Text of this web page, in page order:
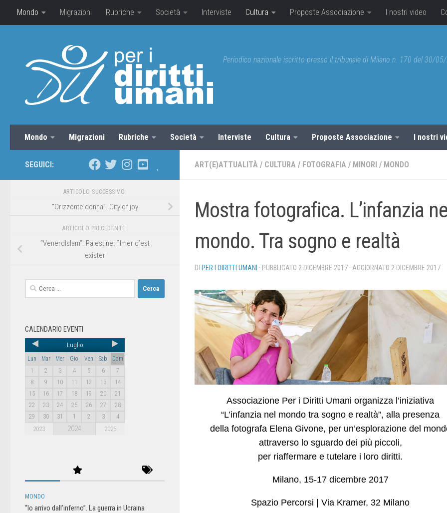
Mondo Migrazioni Rubriche Società Interviste Cultura Proposte Associazione I nostri video
Periodico nazionale iscritto presso il tribunale di Milano n. 170 del 30/
Mondo Migrazioni Rubriche Società Interviste Cultura Proposte Associazione I nostri
ART(E)ATTUALITÀ / CULTURA / FOTOGRAFIA / MINORI / MONDO
Mostra fotografica. L’infanzia nel
mondo. Tra sogno e realtà
DI PER I DIRITTI UMANI · PUBBLICATO 2 DICEMBRE 2017 · AGGIORNATO 2 DICEMBRE 2017
Associazione Per i Diritti Umani organizza l’iniziativa
“L’infanzia nel mondo tra sogno e realtà”, alla presenza
della fotografa Elena Givone, per un’esplorazione del
attraverso lo sguardo dei più piccoli,
per riaffermare e tutelare i loro diritti.
Milano, 15-17 dicembre 2017
Spazio Percorsi | Via Kramer, 32 Milano
SEGUICI:
ARTICOLO SUCCESSIVO
“Orizzonte donna”. City of joy
ARTICOLO PRECEDENTE
“VenerdIslam”. Palestine: filmer c’est
exister
CALENDARIO EVENTI
Luglio
Lun Mar Mer Gio Ven Sab
Dom
1
2 3 4 5 6
7
8
9 10 11 12 13
14
15
16 17 18 19 20
21
22
23 24 25 26 27
28
29
30 31 1 2 3 4
2023 2024 2025
MONDO
“Io arrivo dall’inferno”. La guerra in Ucraina